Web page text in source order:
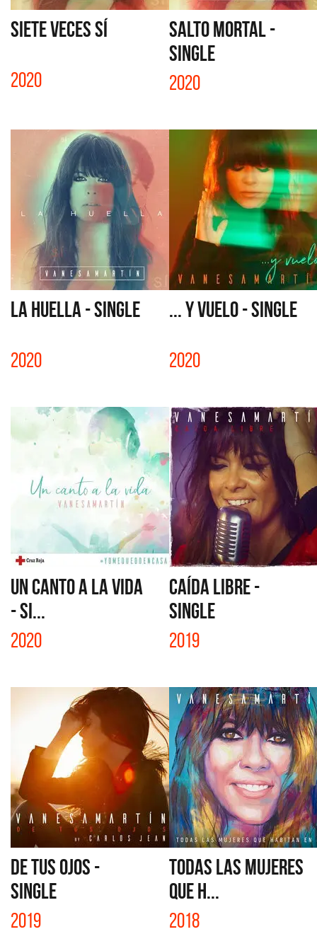
SIETE VECES SÍ
2020
SALTO MORTAL -
SINGLE
2020
LA HUELLA - SINGLE
2020
... Y VUELO - SINGLE
2020
UN CANTO A LA VIDA
- SI...
2020
CAÍDA LIBRE -
SINGLE
2019
DE TUS OJOS -
SINGLE
2019
TODAS LAS MUJERES
QUE H...
2018